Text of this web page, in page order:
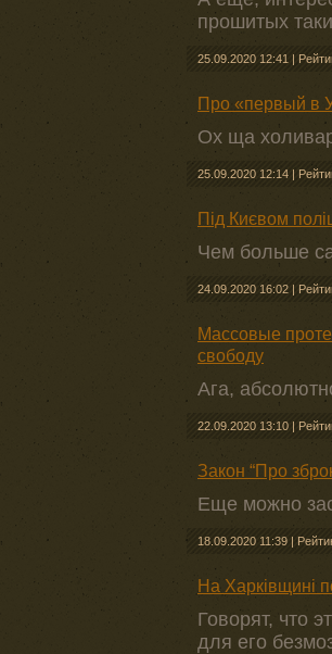
прошитых
25.09.2020 12:41 |
Про «первый в
Ох ща
25.09.2020 12:14 |
Під Києвом
Чем больше
24.09.2020 16:02 |
Массовые
свободу
Ага,
22.09.2020 13:10 |
Закон “Про
Еще можно
18.09.2020 11:39 |
На Харківщині
Говорят, что
для его